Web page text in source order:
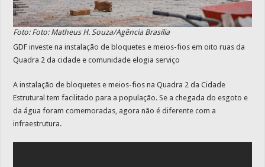
Foto: Foto: Matheus H. Souza/Agência Brasília
GDF investe na instalação de bloquetes e meios-fios em oito ruas da
Quadra 2 da cidade e comunidade elogia serviço
A instalação de bloquetes e meios-fios na Quadra 2 da Cidade
Estrutural tem facilitado para a população. Se a chegada do esgoto e
da água foram comemoradas, agora não é diferente com a
infraestrutura.